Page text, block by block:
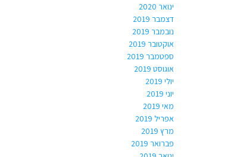
ינואר 2020
דצמבר 2019
נובמבר 2019
אוקטובר 2019
ספטמבר 2019
אוגוסט 2019
יולי 2019
יוני 2019
מאי 2019
אפריל 2019
מרץ 2019
פברואר 2019